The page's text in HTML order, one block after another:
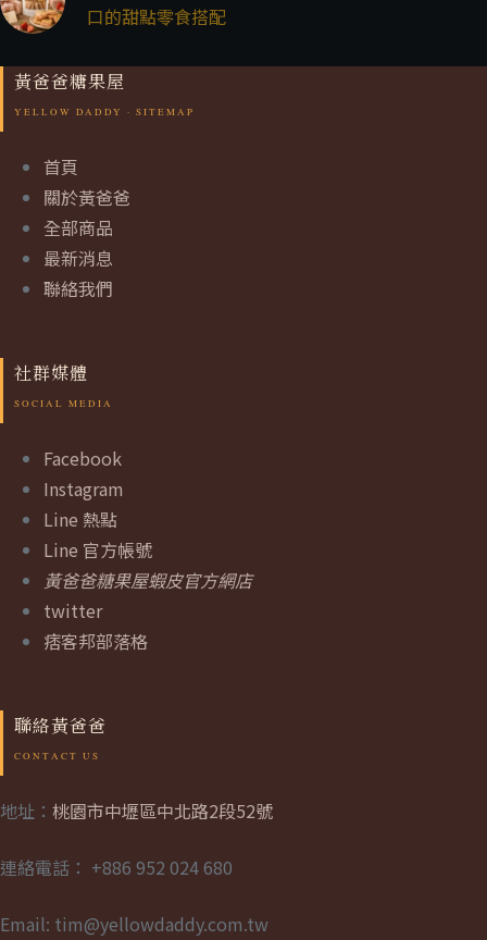
口的甜點零食搭配
黃爸爸糖果屋
首頁
關於黃爸爸
全部商品
最新消息
聯絡我們
社群媒體
Facebook
Instagram
Line 熱點
Line 官方帳號
黃爸爸糖果屋蝦皮官方網店
twitter
痞客邦部落格
聯絡黃爸爸
地址： 桃園市中壢區中北路2段52號
連絡電話： +886 952 024 680
Email: tim@yellowdaddy.com.tw